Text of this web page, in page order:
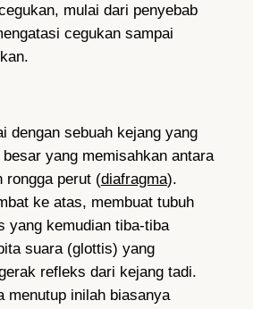
mulai dari penyebab
cegukan sampai
dengan sebuah kejang yang
yang memisahkan antara
rongga perut (diafragma).
ke atas, membuat tubuh
yang kemudian tiba-tiba
suara (glottis) yang
refleks dari kejang tadi.
menutup inilah biasanya